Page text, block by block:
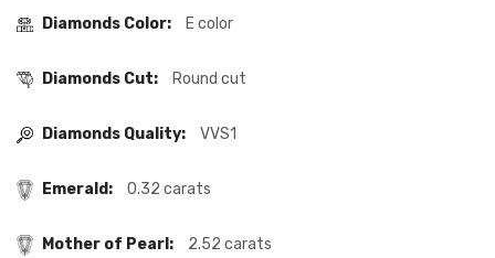
Diamonds Color: E color
Diamonds Cut: Round cut
Diamonds Quality: VVS1
Emerald: 0.32 carats
Mother of Pearl: 2.52 carats